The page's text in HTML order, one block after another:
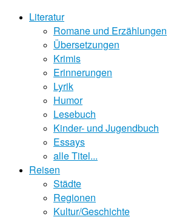
Literatur
Romane und Erzählungen
Übersetzungen
Krimis
Erinnerungen
Lyrik
Humor
Lesebuch
Kinder- und Jugendbuch
Essays
alle Titel...
Reisen
Städte
Regionen
Kultur/Geschichte